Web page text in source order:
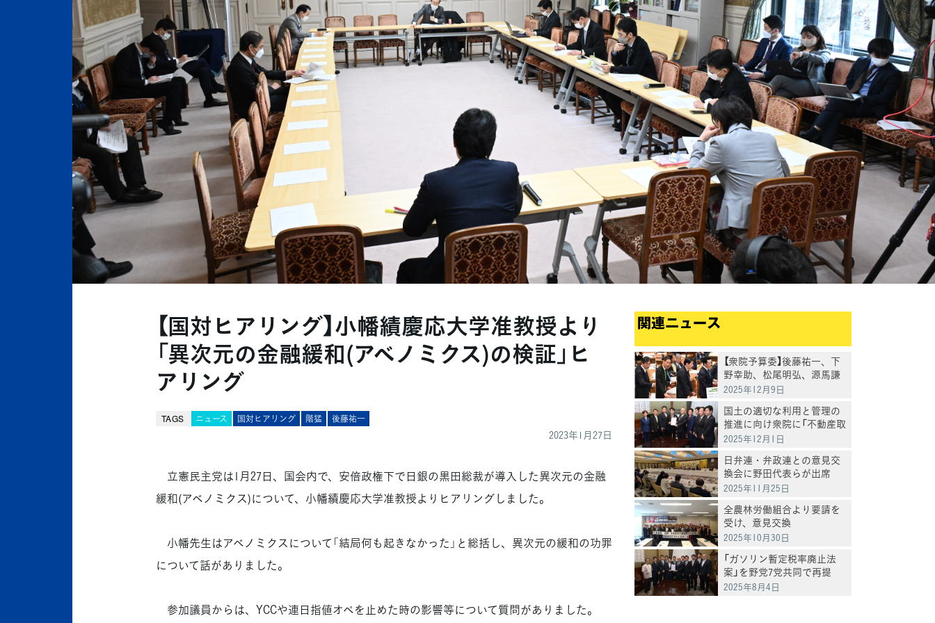
【国対ヒアリング】小幡績慶応大学准教授より
「異次元の金融緩和(アベノミクス)の検証」ヒ
アリング
TAGS ニュース 国対ヒアリング 階猛 後藤祐一
2023年1月27日
立憲民主党は1月27日、国会内で、安倍政権下で日銀の黒田総裁が導入した異次元の金融
緩和(アベノミクス)について、小幡績慶応大学准教授よりヒアリングしました。
小幡先生はアベノミクスについて「結局何も起きなかった」と総括し、異次元の緩和の功罪
について話がありました。
参加議員からは、YCCや連日指値オペを止めた時の影響等について質問がありました。
関連ニュース
【衆院予算委】後藤祐一、下
野幸助、松尾明弘、源馬謙
太郎各議員が補正予算の審
2025年12月9日
国土の適切な利用と管理の
推進に向け衆院に「不動産取
得実態調査法案」を提出
2025年12月1日
日弁連・弁政連との意見交
換会に野田代表らが出席
2025年11月25日
全農林労働組合より要請を
受け、意見交換
2025年10月30日
「ガソリン暫定税率廃止法
案」を野党7党共同で再提
出 11月1日からの減税を目
2025年8月4日